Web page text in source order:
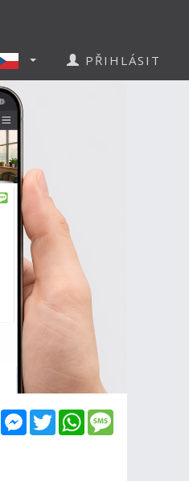
PŘIHLÁSIT
FacebookMessenger
TwitterWhatsApp